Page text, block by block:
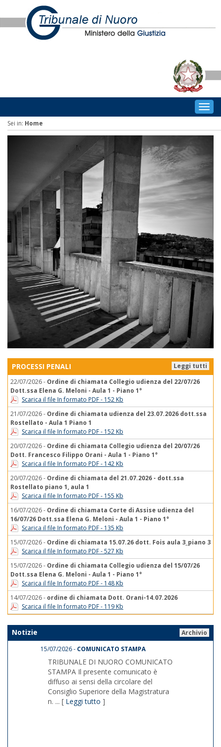
Sei in: Home
Leggi tutti
PROCESSI PENALI
22/07/2026 - Ordine di chiamata Collegio udienza del 22/07/26
Dott.ssa Elena G. Meloni - Aula 1 - Piano 1°
Scarica il file In formato PDF - 152 Kb
21/07/2026 - Ordine di chiamata udienza del 23.07.2026 dott.ssa
Rostellato - Aula 1 Piano 1
Scarica il file In formato PDF - 152 Kb
20/07/2026 - Ordine di chiamata Collegio udienza del 20/07/26
Dott. Francesco Filippo Orani - Aula 1 - Piano 1°
Scarica il file In formato PDF - 142 Kb
20/07/2026 - Ordine di chiamata del 21.07.2026 - dott.ssa
Rostellato piano 1, aula 1
Scarica il file In formato PDF - 155 Kb
16/07/2026 - Ordine di chiamata Corte di Assise udienza del
16/07/26 Dott.ssa Elena G. Meloni - Aula 1 - Piano 1°
Scarica il file In formato PDF - 135 Kb
15/07/2026 - Ordine di chiamata 15.07.26 dott. Fois aula 3_piano 3
Scarica il file In formato PDF - 527 Kb
15/07/2026 - Ordine di chiamata Collegio udienza del 15/07/26
Dott.ssa Elena G. Meloni - Aula 1 - Piano 1°
Scarica il file In formato PDF - 148 Kb
14/07/2026 - ordine di chiamata Dott. Orani-14.07.2026
Scarica il file In formato PDF - 119 Kb
Notizie
Archivio
15/07/2026 - COMUNICATO STAMPA
TRIBUNALE DI NUORO COMUNICATO
STAMPA Il presente comunicato è
diffuso ai sensi della circolare del
Consiglio Superiore della Magistratura
n. ... [ Leggi tutto ]